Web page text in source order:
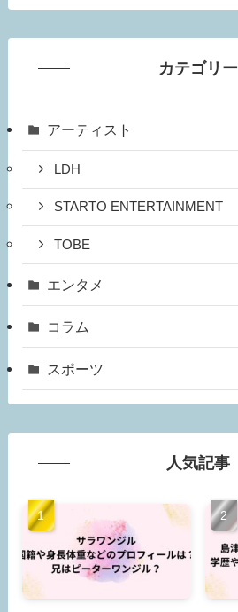
カテゴリー
アーティスト
LDH
STARTO ENTERTAINMENT
TOBE
エンタメ
コラム
スポーツ
人気記事